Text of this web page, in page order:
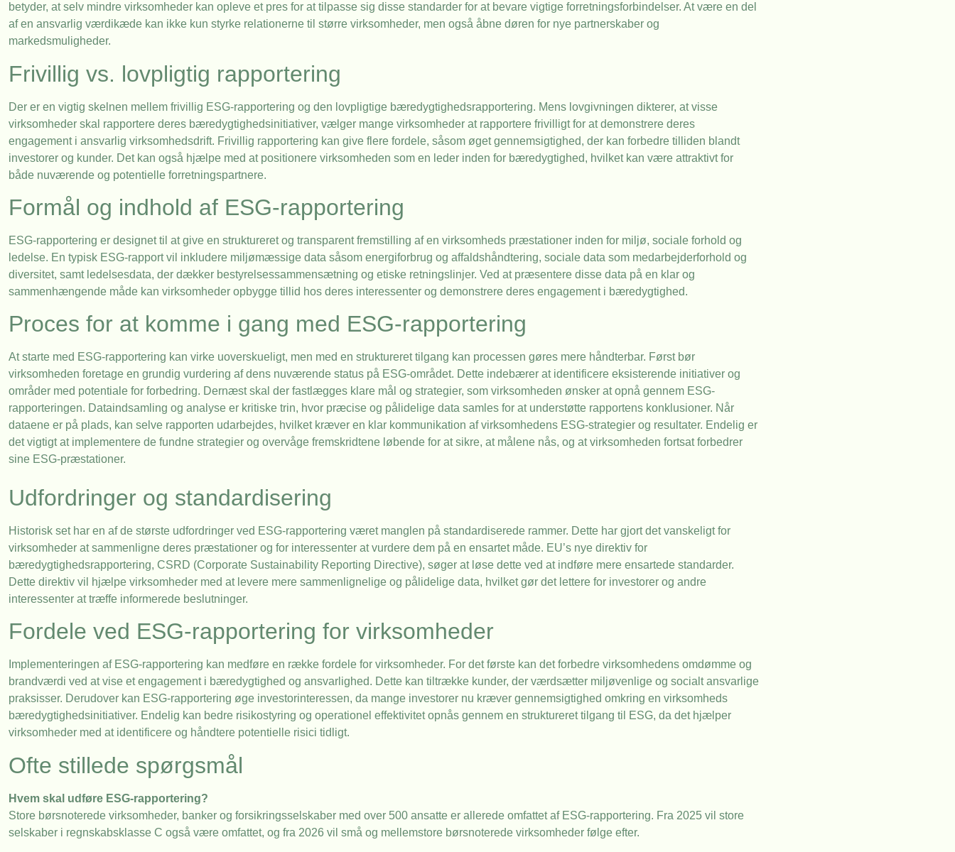
betyder, at selv mindre virksomheder kan opleve et pres for at tilpasse sig disse standarder for at bevare vigtige forretningsforbindelser. At være en del
af en ansvarlig værdikæde kan ikke kun styrke relationerne til større virksomheder, men også åbne døren for nye partnerskaber og
markedsmuligheder.
Frivillig vs. lovpligtig rapportering
Der er en vigtig skelnen mellem frivillig ESG-rapportering og den lovpligtige bæredygtighedsrapportering. Mens lovgivningen dikterer, at visse
virksomheder skal rapportere deres bæredygtighedsinitiativer, vælger mange virksomheder at rapportere frivilligt for at demonstrere deres
engagement i ansvarlig virksomhedsdrift. Frivillig rapportering kan give flere fordele, såsom øget gennemsigtighed, der kan forbedre tilliden blandt
investorer og kunder. Det kan også hjælpe med at positionere virksomheden som en leder inden for bæredygtighed, hvilket kan være attraktivt for
både nuværende og potentielle forretningspartnere.
Formål og indhold af ESG-rapportering
ESG-rapportering er designet til at give en struktureret og transparent fremstilling af en virksomheds præstationer inden for miljø, sociale forhold og
ledelse. En typisk ESG-rapport vil inkludere miljømæssige data såsom energiforbrug og affaldshåndtering, sociale data som medarbejderforhold og
diversitet, samt ledelsesdata, der dækker bestyrelsessammensætning og etiske retningslinjer. Ved at præsentere disse data på en klar og
sammenhængende måde kan virksomheder opbygge tillid hos deres interessenter og demonstrere deres engagement i bæredygtighed.
Proces for at komme i gang med ESG-rapportering
At starte med ESG-rapportering kan virke uoverskueligt, men med en struktureret tilgang kan processen gøres mere håndterbar. Først bør
virksomheden foretage en grundig vurdering af dens nuværende status på ESG-området. Dette indebærer at identificere eksisterende initiativer og
områder med potentiale for forbedring. Dernæst skal der fastlægges klare mål og strategier, som virksomheden ønsker at opnå gennem ESG-
rapporteringen. Dataindsamling og analyse er kritiske trin, hvor præcise og pålidelige data samles for at understøtte rapportens konklusioner. Når
dataene er på plads, kan selve rapporten udarbejdes, hvilket kræver en klar kommunikation af virksomhedens ESG-strategier og resultater. Endelig er
det vigtigt at implementere de fundne strategier og overvåge fremskridtene løbende for at sikre, at målene nås, og at virksomheden fortsat forbedrer
sine ESG-præstationer.
Udfordringer og standardisering
Historisk set har en af de største udfordringer ved ESG-rapportering været manglen på standardiserede rammer. Dette har gjort det vanskeligt for
virksomheder at sammenligne deres præstationer og for interessenter at vurdere dem på en ensartet måde. EU’s nye direktiv for
bæredygtighedsrapportering, CSRD (Corporate Sustainability Reporting Directive), søger at løse dette ved at indføre mere ensartede standarder.
Dette direktiv vil hjælpe virksomheder med at levere mere sammenlignelige og pålidelige data, hvilket gør det lettere for investorer og andre
interessenter at træffe informerede beslutninger.
Fordele ved ESG-rapportering for virksomheder
Implementeringen af ESG-rapportering kan medføre en række fordele for virksomheder. For det første kan det forbedre virksomhedens omdømme og
brandværdi ved at vise et engagement i bæredygtighed og ansvarlighed. Dette kan tiltrække kunder, der værdsætter miljøvenlige og socialt ansvarlige
praksisser. Derudover kan ESG-rapportering øge investorinteressen, da mange investorer nu kræver gennemsigtighed omkring en virksomheds
bæredygtighedsinitiativer. Endelig kan bedre risikostyring og operationel effektivitet opnås gennem en struktureret tilgang til ESG, da det hjælper
virksomheder med at identificere og håndtere potentielle risici tidligt.
Ofte stillede spørgsmål
Hvem skal udføre ESG-rapportering?
Store børsnoterede virksomheder, banker og forsikringsselskaber med over 500 ansatte er allerede omfattet af ESG-rapportering. Fra 2025 vil store
selskaber i regnskabsklasse C også være omfattet, og fra 2026 vil små og mellemstore børsnoterede virksomheder følge efter.